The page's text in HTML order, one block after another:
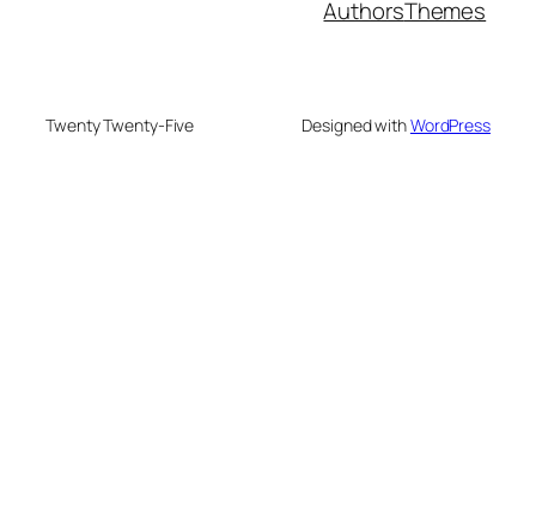
AuthorsThemes
Twenty Twenty-Five Designed withWordPress